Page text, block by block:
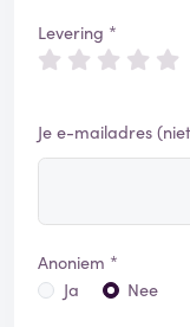
Levering *
Je e-mailadres
Anoniem *
Ja
Nee